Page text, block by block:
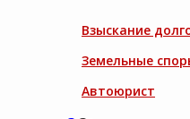
Взыскание
Земельные
Автоюрист